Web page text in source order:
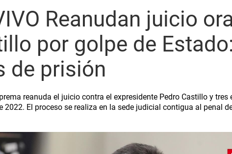
Reanudan juicio
por golpe de
de prisión
reanuda el juicio contra el expresidente Pedro Castillo y
2022. El proceso se realiza en la sede judicial contigua al penal